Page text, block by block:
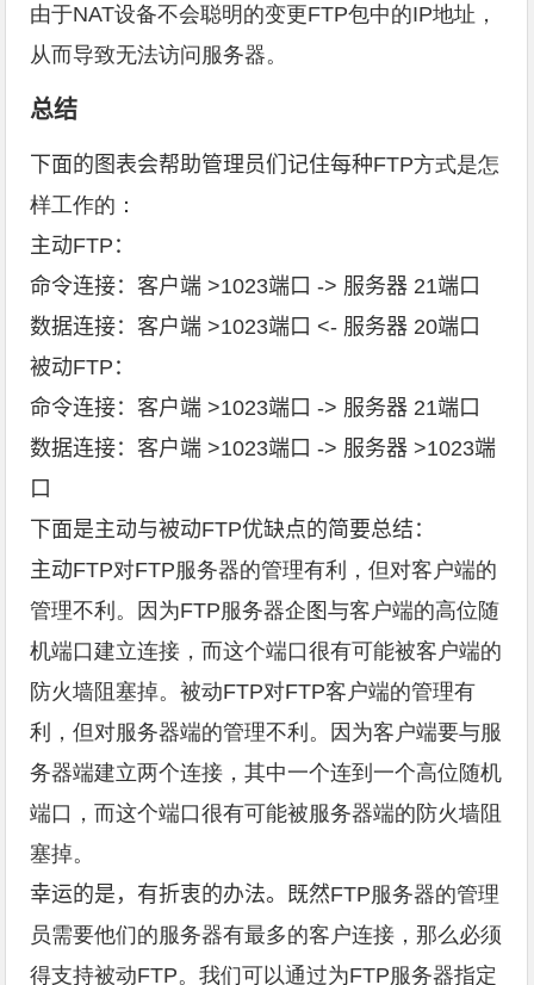
由于NAT设备不会聪明的变更FTP包中的IP地址，
从而导致无法访问服务器。
总结
下面的图表会帮助管理员们记住每种FTP方式是怎
样工作的：
主动FTP：
命令连接：客户端 >1023端口 -> 服务器 21端口
数据连接：客户端 >1023端口 <- 服务器 20端口
被动FTP：
命令连接：客户端 >1023端口 -> 服务器 21端口
数据连接：客户端 >1023端口 -> 服务器 >1023端
口
下面是主动与被动FTP优缺点的简要总结：
主动FTP对FTP服务器的管理有利，但对客户端的
管理不利。因为FTP服务器企图与客户端的高位随
机端口建立连接，而这个端口很有可能被客户端的
防火墙阻塞掉。被动FTP对FTP客户端的管理有
利，但对服务器端的管理不利。因为客户端要与服
务器端建立两个连接，其中一个连到一个高位随机
端口，而这个端口很有可能被服务器端的防火墙阻
塞掉。
幸运的是，有折衷的办法。既然FTP服务器的管理
员需要他们的服务器有最多的客户连接，那么必须
得支持被动FTP。我们可以通过为FTP服务器指定